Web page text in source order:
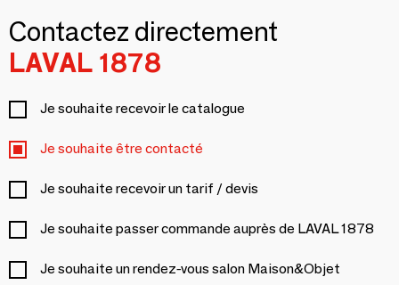
Contactez directement
LAVAL 1878
Je souhaite recevoir le catalogue
Je souhaite être contacté
Je souhaite recevoir un tarif / devis
Je souhaite passer commande auprès de LAVAL 1878
Je souhaite un rendez-vous salon Maison&Objet